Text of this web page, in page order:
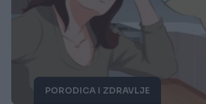
PORODICA I ZDRAVLJE